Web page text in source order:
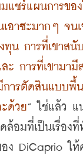
แชร์แผนการขอ
เอาซะมากๆ จนเ
ทุน การที่เขาสนั
ะ การที่เขามามี
มีการตัดสินแบบพื้
ะด้วย”
ใช่แล้ว แ
ล้อมที่เป็นเรื่องที่
ง DiCaprio ใ